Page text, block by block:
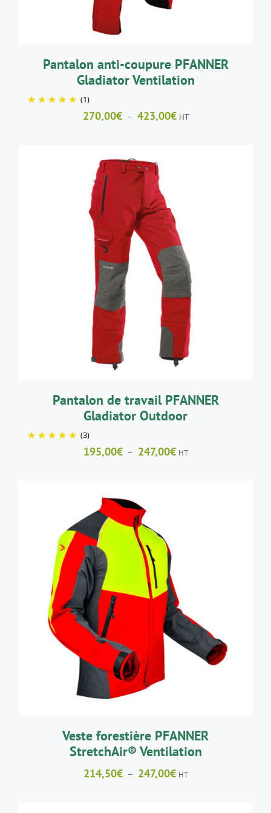
PEUVENT
LA
PAGE
DU
Pantalon anti-coupure PFANNER
Gladiator Ventilation
(1)
270,00€ – 423,00€Plage
HT
CHOIX DES OPTIONS CE
PRODUIT
A
PLUSIEURS
VARIATIONS.
LES
OPTIONS
PEUVENT
ÊTRE
LA
PAGE
DU
DÉTAILS
Pantalon de travail PFANNER
Gladiator Outdoor
(3)
195,00€ – 247,00€Plage
HT
CHOIX DES OPTIONSCE
PRODUIT
PLUSIEURS
VARIATIONS.
OPTIONS
PEUVENT
LA
PAGE
DU
PRODUIT
/ DÉTAILS
Veste forestière PFANNER
StretchAir® Ventilation
214,50€ – 247,00€Plage
HT